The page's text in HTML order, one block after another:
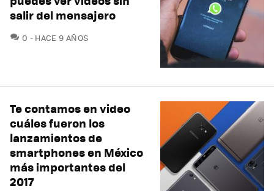
salir del mensajero
0 COMENTARIOS
HACE 9 AÑOS
Te contamos en video
cuáles fueron los
lanzamientos de
smartphones en México
más importantes del
2017